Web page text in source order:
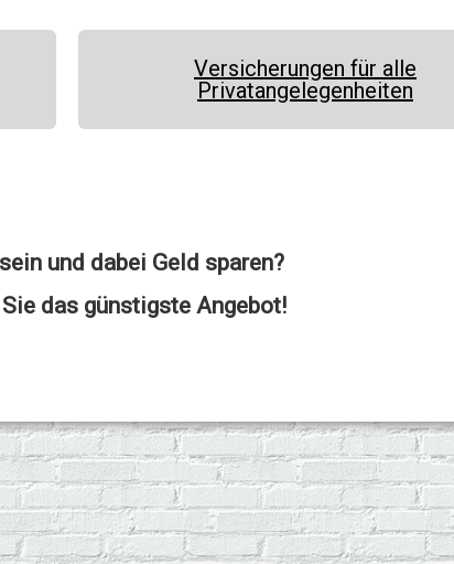
Versicherungen für alle
Privatangelegenheiten
und dabei Geld sparen?
das günstigste Angebot!